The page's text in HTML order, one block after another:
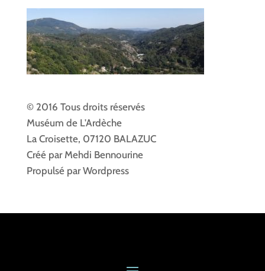
© 2016 Tous droits réservés
Muséum de L'Ardèche
La Croisette, 07120 BALAZUC
Créé par Mehdi Bennourine
Propulsé par Wordpress